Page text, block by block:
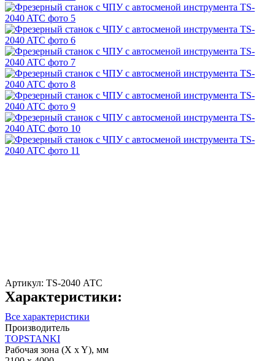
Артикул: TS-2040 АТС
Характеристики:
Все характеристики
Производитель
TOPSTANKI
Рабочая зона (X x Y), мм